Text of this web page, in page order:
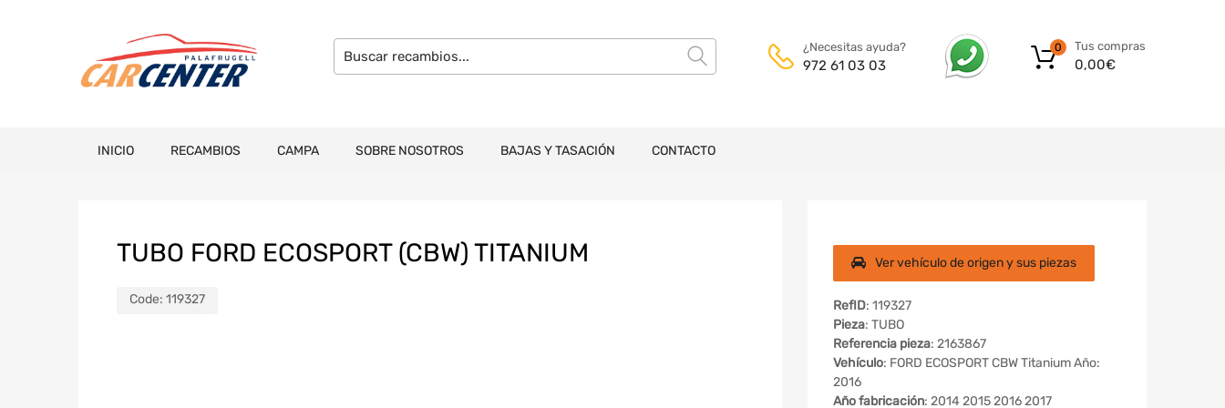
¿Necesitas ayuda?
972 61 03 03
Tus compras
0,00€
0
INICIO RECAMBIOS CAMPA SOBRE NOSOTROS BAJAS Y TASACIÓN CONTACTO
TUBO FORD ECOSPORT (CBW) TITANIUM
Code: 119327
Ver vehículo de origen y sus piezas
RefID: 119327
Pieza: TUBO
Referencia pieza: 2163867
Vehículo: FORD ECOSPORT CBW Titanium Año:
2016
Año fabricación: 2014 2015 2016 2017